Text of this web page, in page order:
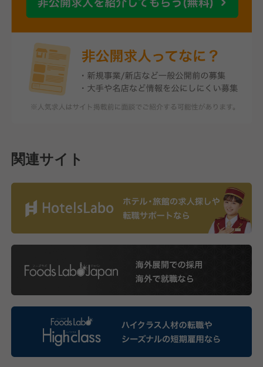
関連サイト